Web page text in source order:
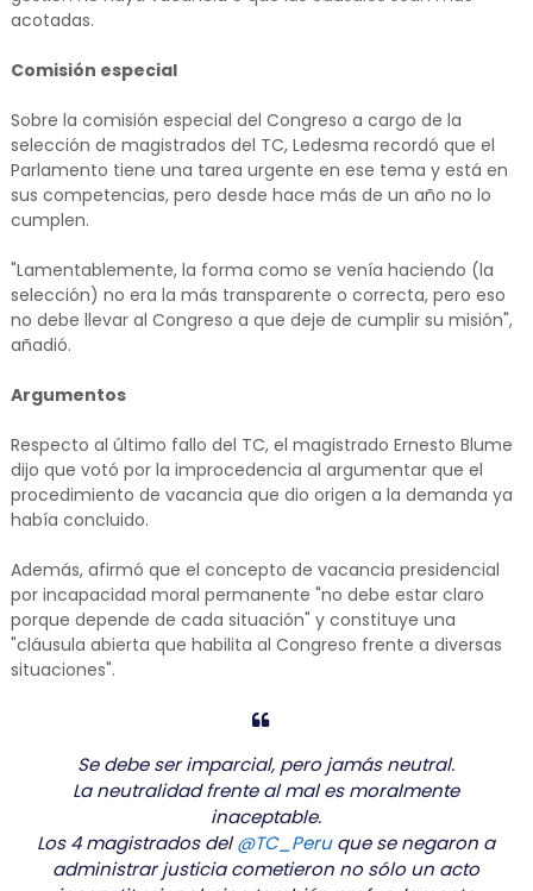
acotadas.
Comisión especial
Sobre la comisión especial del Congreso a cargo de la
selección de magistrados del TC, Ledesma recordó que el
Parlamento tiene una tarea urgente en ese tema y está en
sus competencias, pero desde hace más de un año no lo
cumplen.
"Lamentablemente, la forma como se venía haciendo (la
selección) no era la más transparente o correcta, pero eso
no debe llevar al Congreso a que deje de cumplir su misión",
añadió.
Argumentos
Respecto al último fallo del TC, el magistrado Ernesto Blume
dijo que votó por la improcedencia al argumentar que el
procedimiento de vacancia que dio origen a la demanda ya
había concluido.
Además, afirmó que el concepto de vacancia presidencial
por incapacidad moral permanente "no debe estar claro
porque depende de cada situación" y constituye una
"cláusula abierta que habilita al Congreso frente a diversas
situaciones".
Se debe ser imparcial, pero jamás neutral.
La neutralidad frente al mal es moralmente
inaceptable.
Los 4 magistrados del@TC_Peruque se negaron a
administrar justicia cometieron no sólo un acto